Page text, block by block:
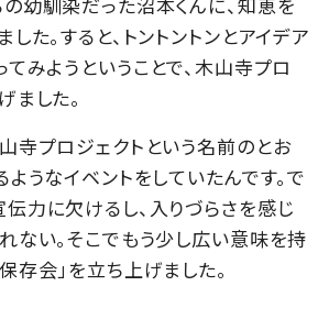
た。すると、トントントンとアイデア
てみようということで、木山寺プロ
ました。
寺プロジェクトという名前のとお
ようなイベントをしていたんです。で
力に欠けるし、入りづらさを感じ
ない。そこでもう少し広い意味を持
存会」を立ち上げました。